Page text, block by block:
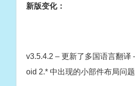
新版变化：
v3.5.4.2 – 更新了多国语言翻译
oid 2.* 中出现的小部件布局问题